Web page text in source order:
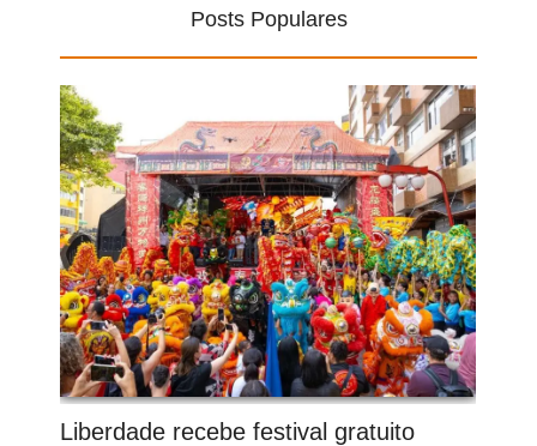
Posts Populares
Liberdade recebe festival gratuito